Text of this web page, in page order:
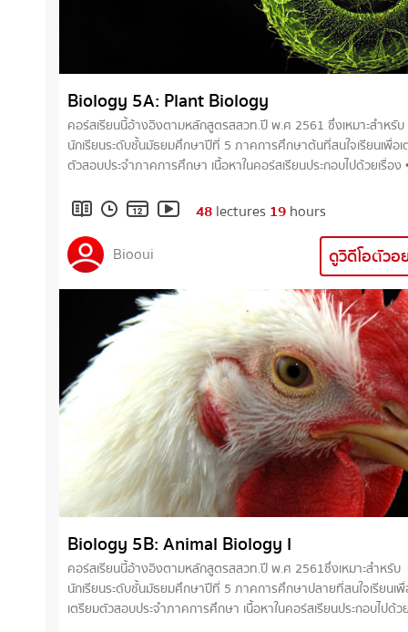
Biology 5A: Plant Biology
คอร์สเรียนนี้อ้างอิงตามหลักสูตรสสวท.ปี พ.ศ 2561 ซึ่งเหมาะสำหรับ
นักเรียนระดับชั้นมัธยมศึกษาปีที่ 5 ภาคการศึกษาต้นที่สนใจเรียนเพื่อ
ตัวสอบประจำภาคการศึกษา เนื้อหาในคอร์สเรียนประกอบไปด้วยเรื่อง •
แสง • การสืบพันธุ์และการเจริญของพืชดอก • การตอบสนองต่อสิ่งเร้าของ
48lectures 19hours
Biooui
ดูวิดีโอตัวอ
Biology 5B: Animal Biology I
คอร์สเรียนนี้อ้างอิงตามหลักสูตรสสวท.ปี พ.ศ 2561ซึ่งเหมาะสำหรับ
นักเรียนระดับชั้นมัธยมศึกษาปีที่ 5 ภาคการศึกษาปลายที่สนใจเรียนเ
เตรียมตัวสอบประจำภาคการศึกษา เนื้อหาในคอร์สเรียนประกอบไปด้วยเรื่อง